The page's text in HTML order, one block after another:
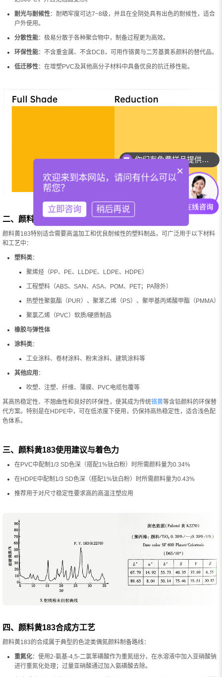
耐光与耐候性：耐晒牢度可达7~8级，并且在全阴处具有出色的耐候性，适合
户外使用。
分散性能：极易分散于各种聚合物中，制备过程更为高效。
环保性能：不含重金属、不含DCB，可用作铬黄与二芳基黄系颜料的替代品。
低迁移性：在增塑PVC及其他高分子材料中具备优良的抗迁移性能。
二、颜料黄183应用领域
颜料黄183特别适合需要高温加工和优良耐候性的塑料制品，可广泛用于以下材料
和工艺中：
塑料类：
聚烯烃（PP、PE、LLDPE、LDPE、HDPE）
工程塑料（ABS、SAN、ASA、POM、PET；PA除外）
热塑性聚氨酯（PUR）、聚苯乙烯（PS）、聚甲基丙烯酸甲酯（PMMA）
聚氯乙烯（PVC）软质/硬质制品
橡胶与弹性体
涂料类：
工业涂料、卷材涂料、粉末涂料、建筑涂料等
其他应用 ：
吹塑、注塑、纤维、薄膜、PVC电缆包覆等
其高热稳定性、不翘曲性和良好的环保性，使其成为传统铬黄等含铅颜料的环保替
代方案。特别是在HDPE中，可在低浓度下使用，仍保持高热稳定性，适合浅色配
色体系。
三、颜料黄183使用建议与着色力
在PVC中配制1/3 SD色深（搭配1%钛白粉）时所需颜料量为0.34%
在HDPE中配制1/3 SD色深（搭配1%钛白粉）时所需颜料量为0.43%
推荐用于对尺寸稳定性要求高的高温注塑应用
四、颜料黄183合成方工艺
颜料黄183的合成属于典型的色淀类偶氮颜料制备路线：
重氮化：使用2-氨基-4,5-二氯苯磺酸作为重氮组分，在水溶液中加入亚硝酸钠
进行重氮化处理；过量亚硝酸通过加入氨磺酸去除。
你们有免费样品提供吗？
×
欢迎来到本网站，请问有什么可以
帮您？
立即咨询 稍后再说